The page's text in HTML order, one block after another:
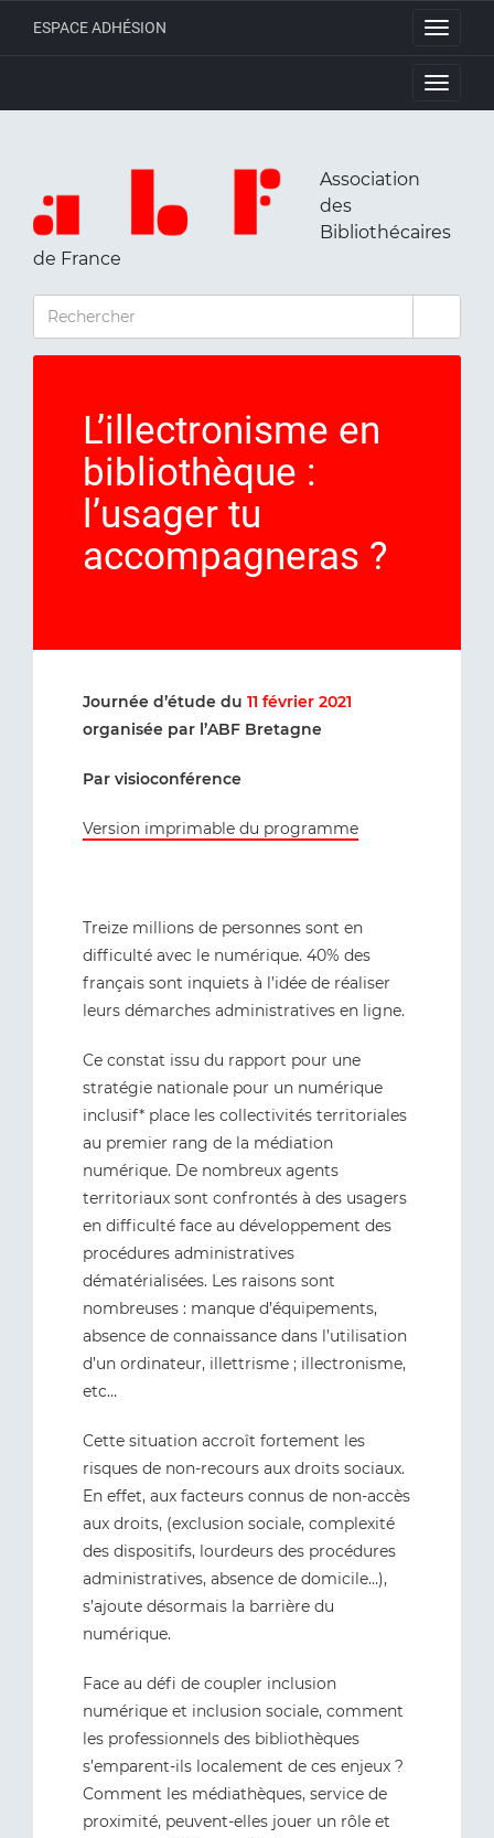
Toggle
ESPACE ADHÉSION
Toggle
Association
des
Bibliothécaires
de France
RECHERCHER
L’illectronisme en
bibliothèque :
l’usager tu
accompagneras ?
Journée d’étude du 11 février 2021
organisée par l’ABF Bretagne
Par visioconférence
Version imprimable du programme
Treize millions de personnes sont en
difficulté avec le numérique. 40% des
français sont inquiets à l’idée de réaliser
leurs démarches administratives en ligne.
Ce constat issu du rapport pour une
stratégie nationale pour un numérique
inclusif* place les collectivités territoriales
au premier rang de la médiation
numérique. De nombreux agents
territoriaux sont confrontés à des usagers
en difficulté face au développement des
procédures administratives
dématérialisées. Les raisons sont
nombreuses : manque d’équipements,
absence de connaissance dans l’utilisation
d’un ordinateur, illettrisme ; illectronisme,
etc…
Cette situation accroît fortement les
risques de non-recours aux droits sociaux.
En effet, aux facteurs connus de non-accès
aux droits, (exclusion sociale, complexité
des dispositifs, lourdeurs des procédures
administratives, absence de domicile…),
s’ajoute désormais la barrière du
numérique.
Face au défi de coupler inclusion
numérique et inclusion sociale, comment
les professionnels des bibliothèques
s’emparent-ils localement de ces enjeux ?
Comment les médiathèques, service de
proximité, peuvent-elles jouer un rôle et